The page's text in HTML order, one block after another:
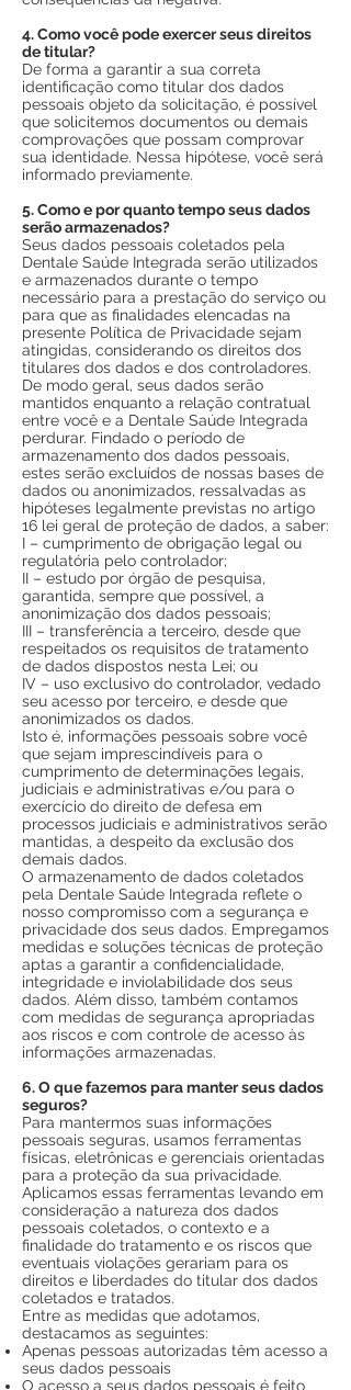
4. Como você pode exercer seus direitos
de titular?
De forma a garantir a sua correta
identificação como titular dos dados
pessoais objeto da solicitação, é possível
que solicitemos documentos ou demais
comprovações que possam comprovar
sua identidade. Nessa hipótese, você será
informado previamente.
5. Como e por quanto tempo seus dados
serão armazenados?
Seus dados pessoais coletados pela
Dentale Saúde Integrada serão utilizados
e armazenados durante o tempo
necessário para a prestação do serviço ou
para que as finalidades elencadas na
presente Política de Privacidade sejam
atingidas, considerando os direitos dos
titulares dos dados e dos controladores.
De modo geral, seus dados serão
mantidos enquanto a relação contratual
entre você e a Dentale Saúde Integrada
perdurar. Findado o período de
armazenamento dos dados pessoais,
estes serão excluídos de nossas bases de
dados ou anonimizados, ressalvadas as
hipóteses legalmente previstas no artigo
16 lei geral de proteção de dados, a saber:
I – cumprimento de obrigação legal ou
regulatória pelo controlador;
II – estudo por órgão de pesquisa,
garantida, sempre que possível, a
anonimização dos dados pessoais;
III – transferência a terceiro, desde que
respeitados os requisitos de tratamento
de dados dispostos nesta Lei; ou
IV – uso exclusivo do controlador, vedado
seu acesso por terceiro, e desde que
anonimizados os dados.
Isto é, informações pessoais sobre você
que sejam imprescindíveis para o
cumprimento de determinações legais,
judiciais e administrativas e/ou para o
exercício do direito de defesa em
processos judiciais e administrativos serão
mantidas, a despeito da exclusão dos
demais dados.
O armazenamento de dados coletados
pela Dentale Saúde Integrada reflete o
nosso compromisso com a segurança e
privacidade dos seus dados. Empregamos
medidas e soluções técnicas de proteção
aptas a garantir a confidencialidade,
integridade e inviolabilidade dos seus
dados. Além disso, também contamos
com medidas de segurança apropriadas
aos riscos e com controle de acesso às
informações armazenadas.
6. O que fazemos para manter seus dados
seguros?
Para mantermos suas informações
pessoais seguras, usamos ferramentas
físicas, eletrônicas e gerenciais orientadas
para a proteção da sua privacidade.
Aplicamos essas ferramentas levando em
consideração a natureza dos dados
pessoais coletados, o contexto e a
finalidade do tratamento e os riscos que
eventuais violações gerariam para os
direitos e liberdades do titular dos dados
coletados e tratados.
Entre as medidas que adotamos,
destacamos as seguintes:
Apenas pessoas autorizadas têm acesso a
seus dados pessoais
O acesso a seus dados pessoais é feito